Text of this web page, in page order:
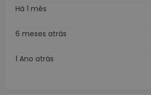
Há 1 mês
6 meses atrás
1 Ano atrás